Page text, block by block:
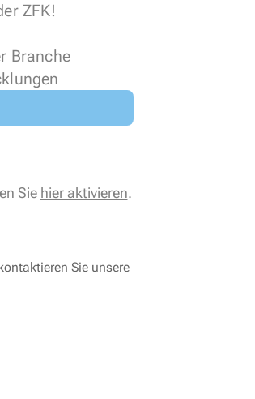
ZFK!
Branche
Sie hier aktivieren.
Sie unsere